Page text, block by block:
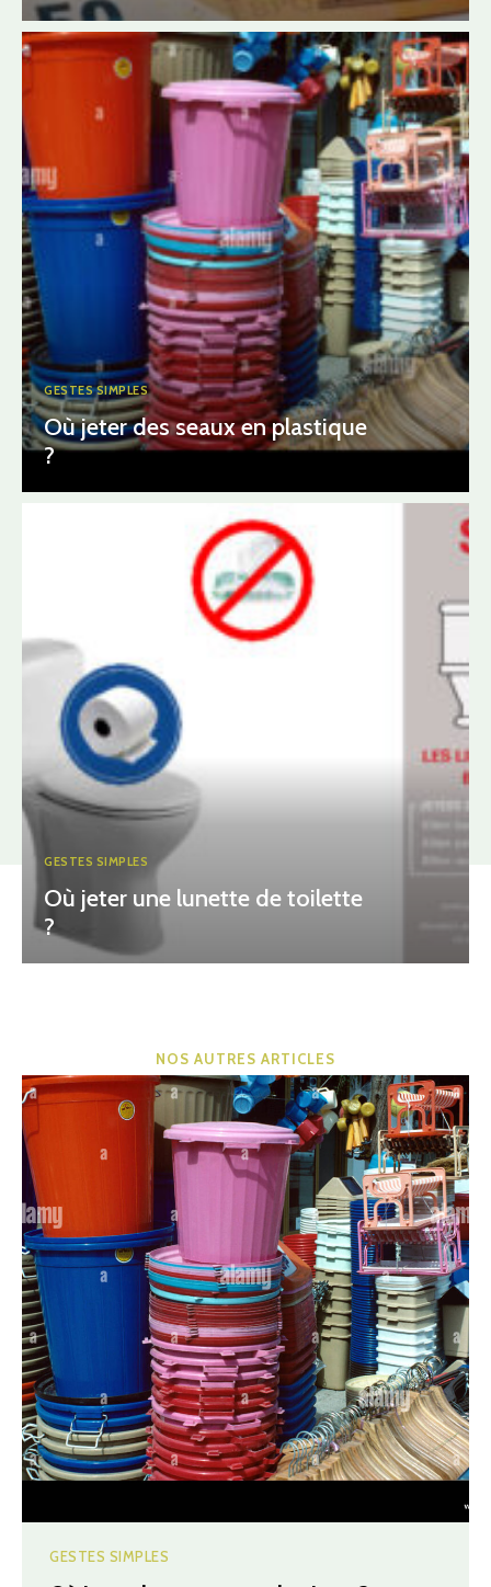
GESTES SIMPLES
Où jeter des seaux en plastique
?
GESTES SIMPLES
Où jeter une lunette de toilette
?
NOS AUTRES ARTICLES
GESTES SIMPLES